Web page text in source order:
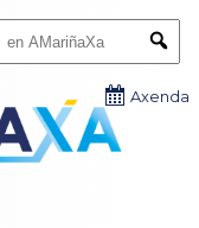
Axenda